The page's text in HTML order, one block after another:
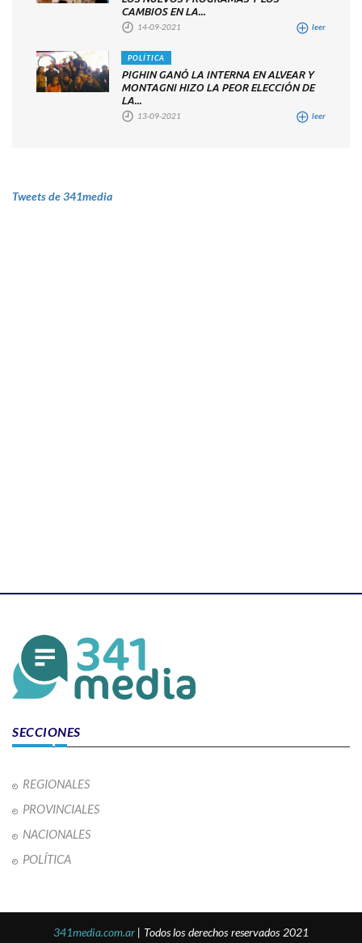
CAMBIOS EN LA...
14-09-2021 leer
POLÍTICA
PIGHIN GANÓ LA INTERNA EN ALVEAR Y
MONTAGNI HIZO LA PEOR ELECCIÓN DE
LA...
13-09-2021 leer
Tweets de 341media
SECCIONES
REGIONALES
PROVINCIALES
NACIONALES
POLÍTICA
341media.com.ar | Todos los derechos reservados 2021